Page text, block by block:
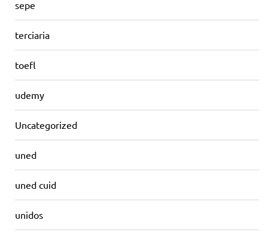
sepe
terciaria
toefl
udemy
Uncategorized
uned
uned cuid
unidos